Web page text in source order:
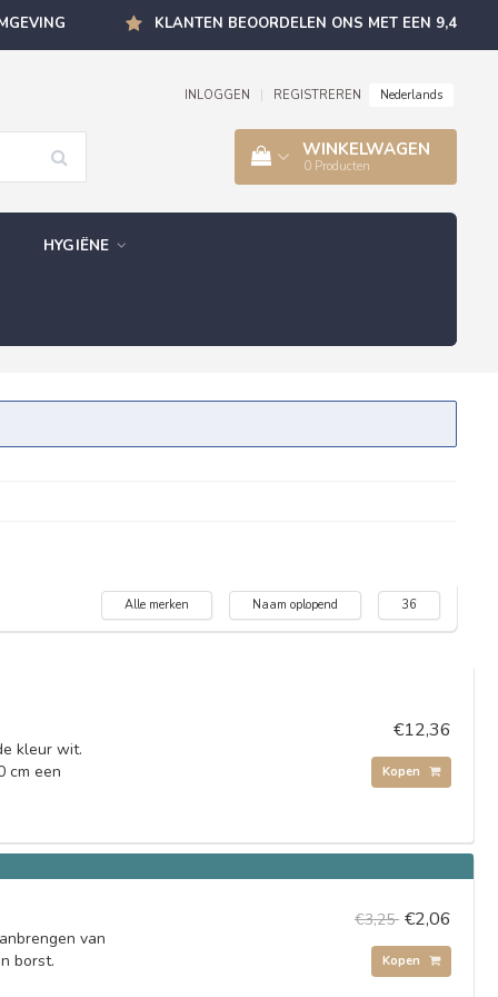
KLANTEN BEOORDELEN ONS MET EEN 9,4
INLOGGEN REGISTREREN Nederlands
WINKELWAGEN
0 Producten
HYGIËNE
Alle merken Naam oplopend 36
kleur wit.
cm een
€12,36
Kopen
van
borst.
€3,25 €2,06
Kopen